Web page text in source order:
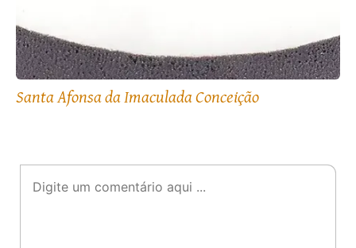
Santa Afonsa da Imaculada Conceição